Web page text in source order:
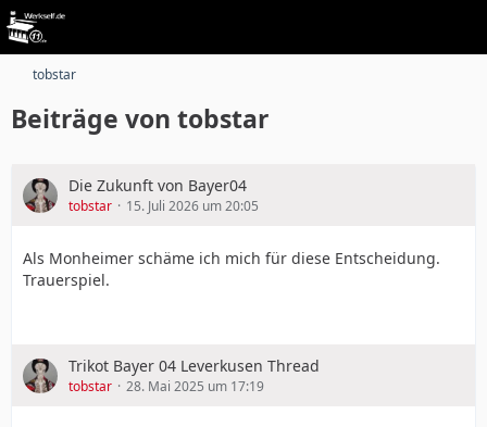
tobstar
Beiträge von tobstar
Die Zukunft von Bayer04
tobstar 15. Juli 2026 um 20:05
Als Monheimer schäme ich mich für diese Entscheidung.
Trauerspiel.
Trikot Bayer 04 Leverkusen Thread
tobstar 28. Mai 2025 um 17:19